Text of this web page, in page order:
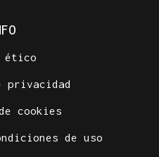
ético
cookies
de uso